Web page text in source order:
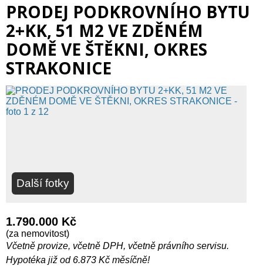
PRODEJ PODKROVNÍHO BYTU
2+KK, 51 M2 VE ZDĚNÉM
DOMĚ VE ŠTĚKNI, OKRES
STRAKONICE
Další fotky
1.790.000 Kč
(za nemovitost)
Včetně provize, včetně DPH, včetně právního servisu.
Hypotéka již od 6.873 Kč měsíčně!